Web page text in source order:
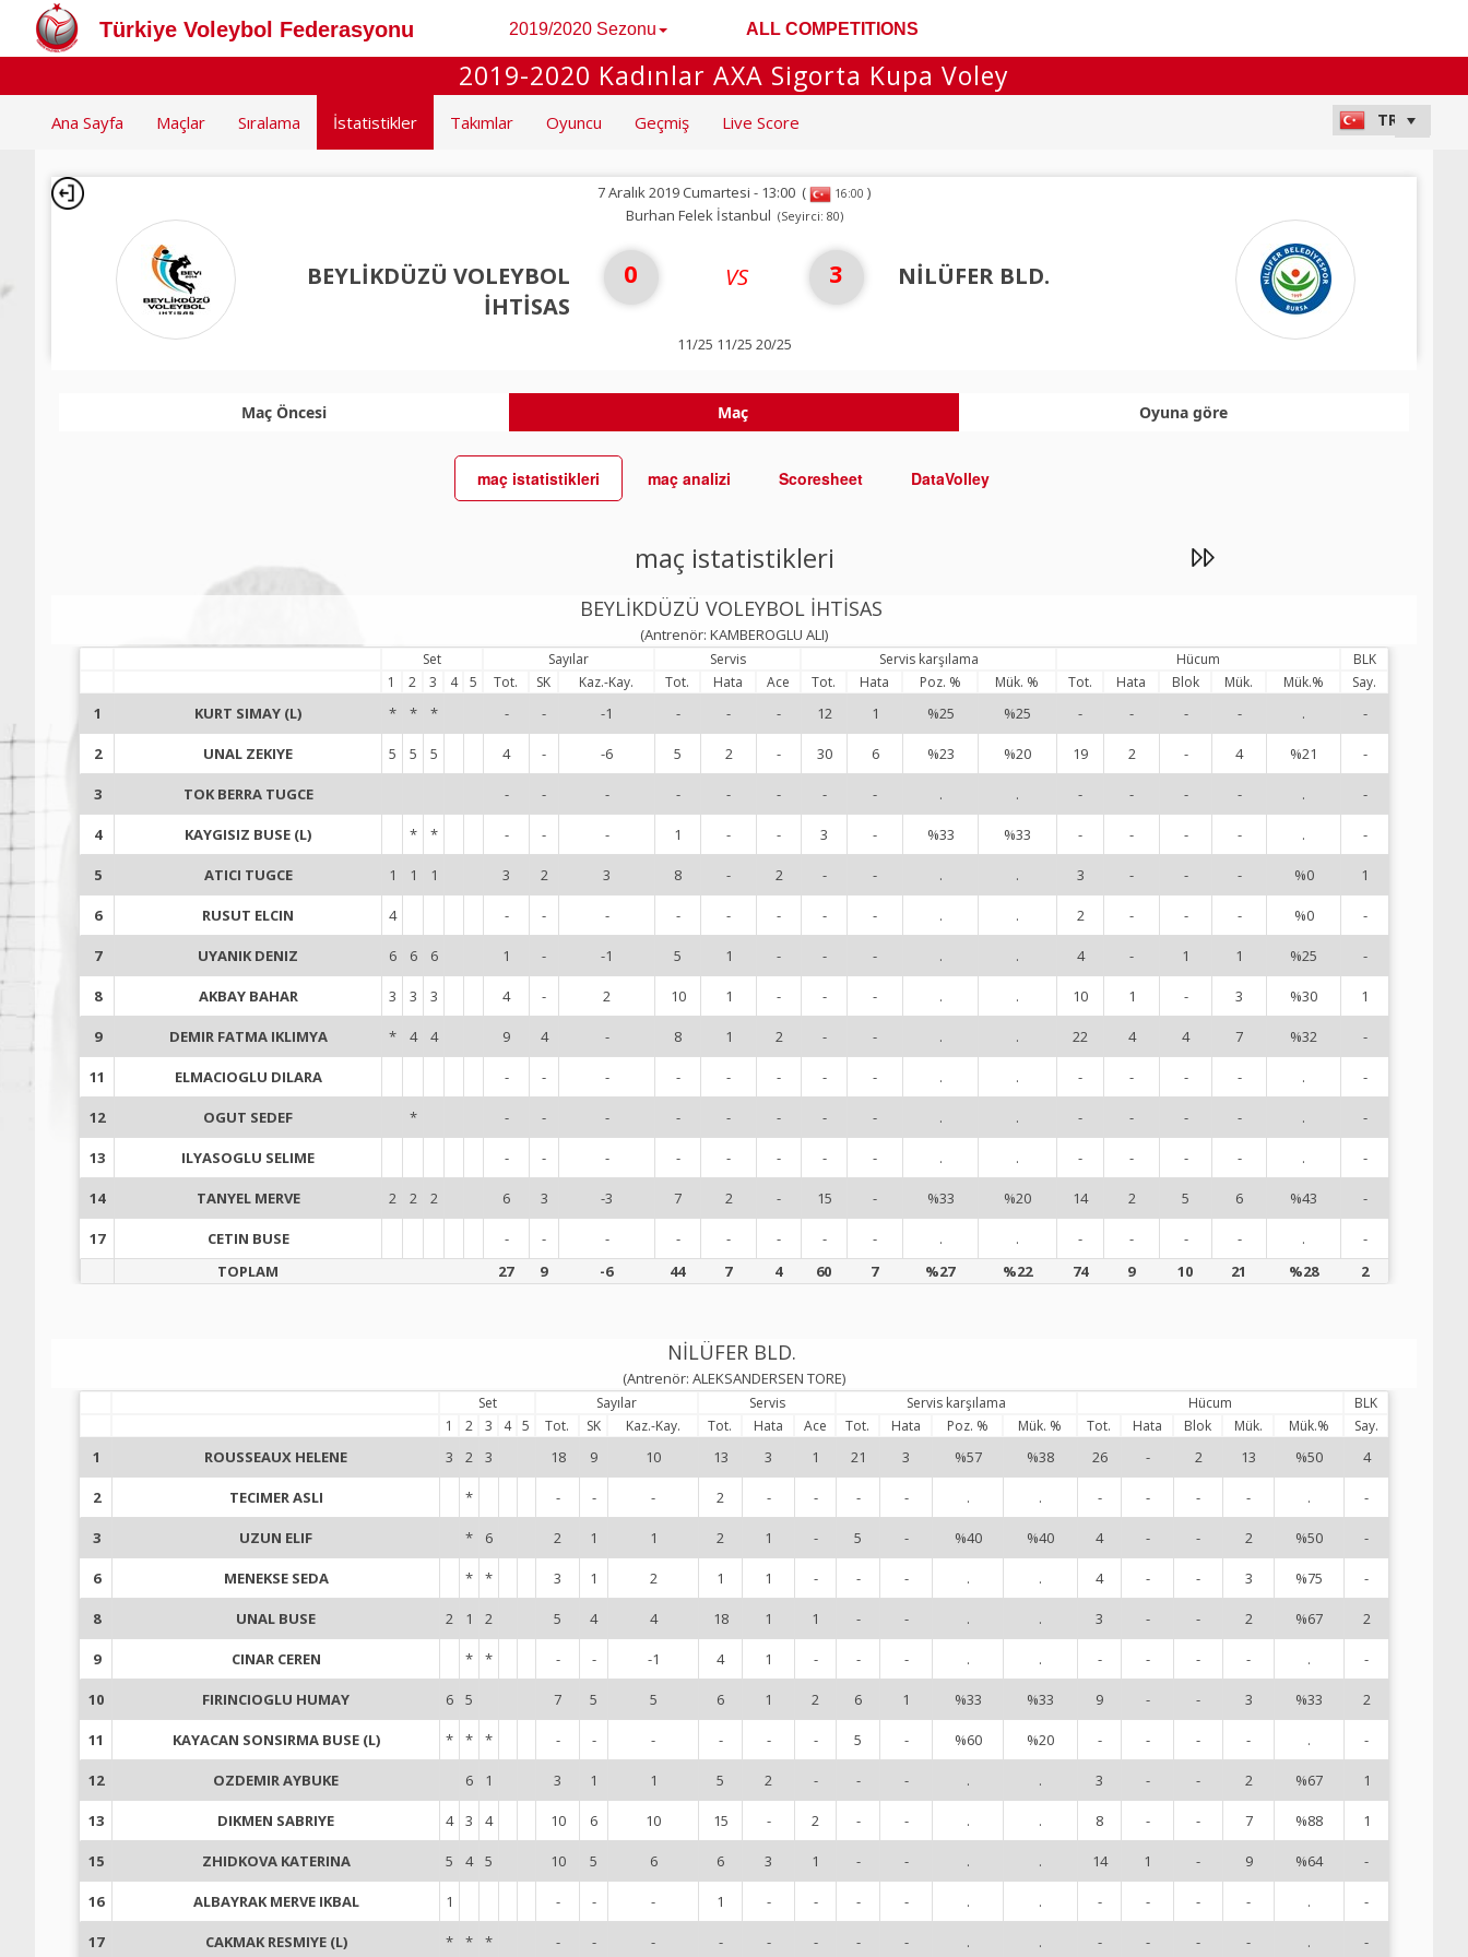
Türkiye Voleybol Federasyonu 2019/2020 Sezonu ALL COMPETITIONS
2019-2020 Kadınlar AXA Sigorta Kupa Voley
Ana Sayfa Maçlar Sıralama İstatistikler Takımlar Oyuncu Geçmiş Live Score
7 Aralık 2019 Cumartesi - 13:00 ( 16:00 )
Burhan Felek İstanbul (Seyirci: 80)
BEYLİKDÜZÜ VOLEYBOL
İHTİSAS
0 VS 3 NİLÜFER BLD.
11/25 11/25 20/25
Maç Öncesi Maç Oyuna göre
maç istatistikleri maç analizi Scoresheet DataVolley
maç istatistikleri
BEYLİKDÜZÜ VOLEYBOL İHTİSAS
(Antrenör: KAMBEROGLU ALI)
Set Sayılar Servis Servis karşılama Hücum
BLK
1
2 3 4 5 Tot. SK Kaz.-Kay. Tot. Hata Ace Tot. Hata Poz. % Mük. % Tot. Hata Blok Mük. Mük.% Say.
1 KURT SIMAY (L) * * * - - -1 - - - 12 1 %25 %25 - - - - . -
2 UNAL ZEKIYE 5 5 5 4 - -6 5 2 - 30 6 %23 %20 19 2 - 4 %21 -
3 TOK BERRA TUGCE - - - - - - - - . . - - - - . -
4 KAYGISIZ BUSE (L) * * - - - 1 - - 3 - %33 %33 - - - - . -
5 ATICI TUGCE 1 1 1 3 2 3 8 - 2 - - . . 3 - - - %0 1
6 RUSUT ELCIN 4 - - - - - - - - . . 2 - - - %0 -
7 UYANIK DENIZ 6 6 6 1 - -1 5 1 - - - . . 4 - 1 1 %25 -
8 AKBAY BAHAR 3 3 3 4 - 2 10 1 - - - . . 10 1 - 3 %30 1
9 DEMIR FATMA IKLIMYA * 4 4 9 4 - 8 1 2 - - . . 22 4 4 7 %32 -
11 ELMACIOGLU DILARA - - - - - - - - . . - - - - . -
12 OGUT SEDEF * - - - - - - - - . . - - - - . -
13 ILYASOGLU SELIME - - - - - - - - . . - - - - . -
14 TANYEL MERVE 2 2 2 6 3 -3 7 2 - 15 - %33 %20 14 2 5 6 %43 -
17 CETIN BUSE - - - - - - - - . . - - - - .
-
TOPLAM
27 9 -6 44 7 4 60 7 %27 %22 74 9 10 21 %28 2
NİLÜFER BLD.
(Antrenör: ALEKSANDERSEN TORE)
Set Sayılar Servis Servis karşılama Hücum
BLK
1
2 3 4 5 Tot. SK Kaz.-Kay. Tot. Hata Ace Tot. Hata Poz. % Mük. % Tot. Hata Blok Mük. Mük.% Say.
1 ROUSSEAUX HELENE 3 2 3 18 9 10 13 3 1 21 3 %57 %38 26 - 2 13 %50 4
2 TECIMER ASLI * - - - 2 - - - - . . - - - - . -
3 UZUN ELIF * 6 2 1 1 2 1 - 5 - %40 %40 4 - - 2 %50 -
6 MENEKSE SEDA * * 3 1 2 1 1 - - - . . 4 - - 3 %75 -
8 UNAL BUSE 2 1 2 5 4 4 18 1 1 - - . . 3 - - 2 %67 2
9 CINAR CEREN * * - - -1 4 1 - - - . . - - - - . -
10 FIRINCIOGLU HUMAY 6 5 7 5 5 6 1 2 6 1 %33 %33 9 - - 3 %33 2
11 KAYACAN SONSIRMA BUSE (L) * * * - - - - - - 5 - %60 %20 - - - - . -
12 OZDEMIR AYBUKE 6 1 3 1 1 5 2 - - - . . 3 - - 2 %67 1
13 DIKMEN SABRIYE 4 3 4 10 6 10 15 - 2 - - . . 8 - - 7 %88 1
15 ZHIDKOVA KATERINA 5 4 5 10 5 6 6 3 1 - - . . 14 1 - 9 %64 -
16 ALBAYRAK MERVE IKBAL 1 - - - 1 - - - - . . - - - - . -
17 CAKMAK RESMIYE (L) * * * - - - - - - - - . . - - - - . -